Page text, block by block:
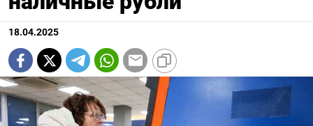
18.04.2025